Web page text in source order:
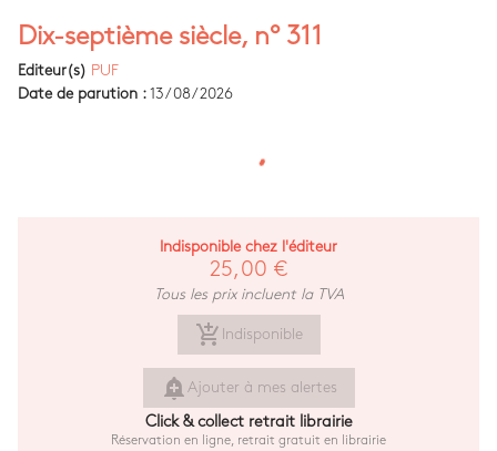
Dix-septième siècle, n° 311
Editeur(s) PUF
Date de parution : 13/08/2026
Indisponible chez l'éditeur
25,00 €
Tous les prix incluent la TVA
add_shopping_cart Indisponible
add_alert Ajouter à mes alertes
Click & collect retrait librairie
Réservation en ligne, retrait gratuit en librairie